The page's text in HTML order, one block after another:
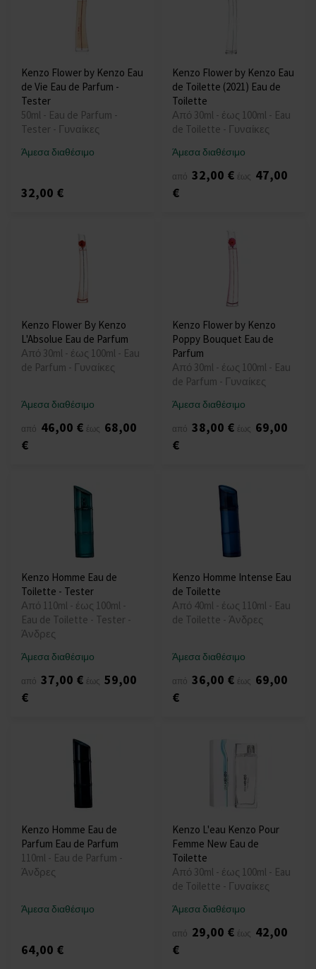
Kenzo Flower by Kenzo Eau
de Vie Eau de Parfum -
Tester
50ml - Eau de Parfum -
Tester - Γυναίκες
Άμεσα διαθέσιμο
32,00 €
Kenzo Flower by Kenzo Eau
de Toilette (2021) Eau de
Toilette
Από 30ml - έως 100ml - Eau
de Toilette - Γυναίκες
Άμεσα διαθέσιμο
από 32,00 € έως 47,00
€
Kenzo Flower By Kenzo
L'Absolue Eau de Parfum
Από 30ml - έως 100ml - Eau
de Parfum - Γυναίκες
Άμεσα διαθέσιμο
από 46,00 € έως 68,00
€
Kenzo Flower by Kenzo
Poppy Bouquet Eau de
Parfum
Από 30ml - έως 100ml - Eau
de Parfum - Γυναίκες
Άμεσα διαθέσιμο
από 38,00 € έως 69,00
€
Kenzo Homme Eau de
Toilette - Tester
Από 110ml - έως 100ml -
Eau de Toilette - Tester -
Άνδρες
Άμεσα διαθέσιμο
από 37,00 € έως 59,00
€
Kenzo Homme Intense Eau
de Toilette
Από 40ml - έως 110ml - Eau
de Toilette - Άνδρες
Άμεσα διαθέσιμο
από 36,00 € έως 69,00
€
Kenzo Homme Eau de
Parfum Eau de Parfum
110ml - Eau de Parfum -
Άνδρες
Άμεσα διαθέσιμο
64,00 €
Kenzo L'eau Kenzo Pour
Femme New Eau de
Toilette
Από 30ml - έως 100ml - Eau
de Toilette - Γυναίκες
Άμεσα διαθέσιμο
από 29,00 € έως 42,00
€